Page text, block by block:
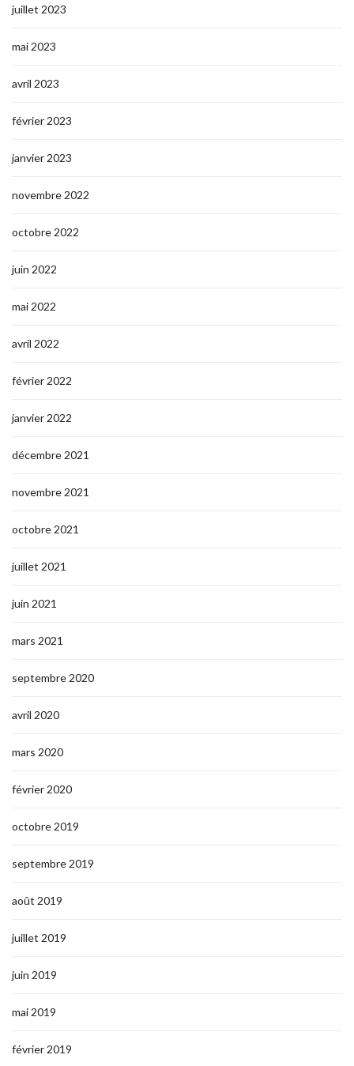
juillet 2023
mai 2023
avril 2023
février 2023
janvier 2023
novembre 2022
octobre 2022
juin 2022
mai 2022
avril 2022
février 2022
janvier 2022
décembre 2021
novembre 2021
octobre 2021
juillet 2021
juin 2021
mars 2021
septembre 2020
avril 2020
mars 2020
février 2020
octobre 2019
septembre 2019
août 2019
juillet 2019
juin 2019
mai 2019
février 2019